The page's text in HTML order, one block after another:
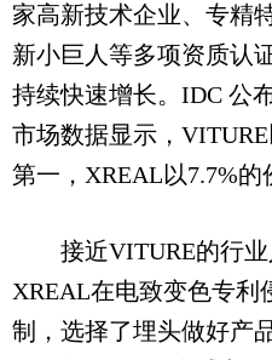
家高新技术企业、专精
新小巨人等多项资质认
持续快速增长。IDC 公
市场数据显示，
第一，XREAL以7.7%的
接近VITURE的行业
XREAL在电致变色专利
制，选择了埋头做好产